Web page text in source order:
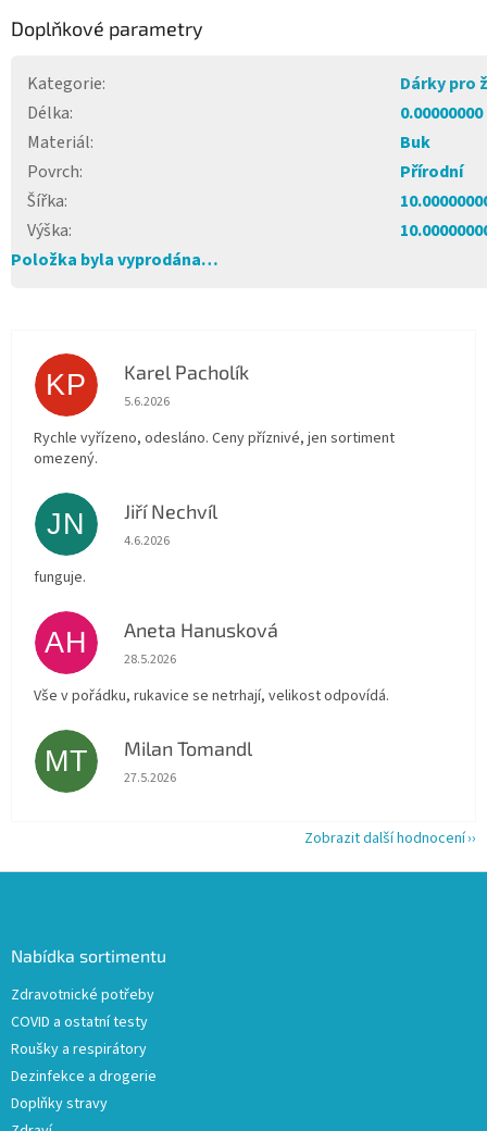
Doplňkové parametry
Kategorie:
Dárky pro
Délka:
0.00000000
Materiál:
Buk
Povrch:
Přírodní
Šířka:
Výška:
Položka byla vyprodána…
KP Karel Pacholík
Hodnocení obchodu je 4 z 5 hvězdiček.
5.6.2026
Rychle vyřízeno, odesláno. Ceny příznivé, jen sortiment
omezený.
JN Jiří Nechvíl
Hodnocení obchodu je 5 z 5 hvězdiček.
4.6.2026
funguje.
AH Aneta Hanusková
Hodnocení obchodu je 5 z 5 hvězdiček.
28.5.2026
Vše v pořádku, rukavice se netrhají, velikost odpovídá.
MT Milan Tomandl
Hodnocení obchodu je 5 z 5 hvězdiček.
27.5.2026
Zobrazit další hodnocení
Nabídka sortimentu
Zdravotnické potřeby
COVID a ostatní testy
Roušky a respirátory
Dezinfekce a drogerie
Doplňky stravy